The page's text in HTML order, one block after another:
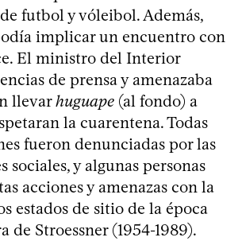
futbol y vóleibol. Además,
implicar un encuentro con
El ministro del Interior
de prensa y amenazaba
llevarhuguape (al fondo) a
la cuarentena. Todas
fueron denunciadas por las
sociales, y algunas personas
acciones y amenazas con la
estados de sitio de la época
de Stroessner (1954-1989).